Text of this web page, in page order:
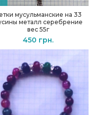
мусульманские на 33
металл серебрение
вес 55г
450 грн.